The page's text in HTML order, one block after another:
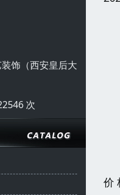
饰（西安皇后大
次
价